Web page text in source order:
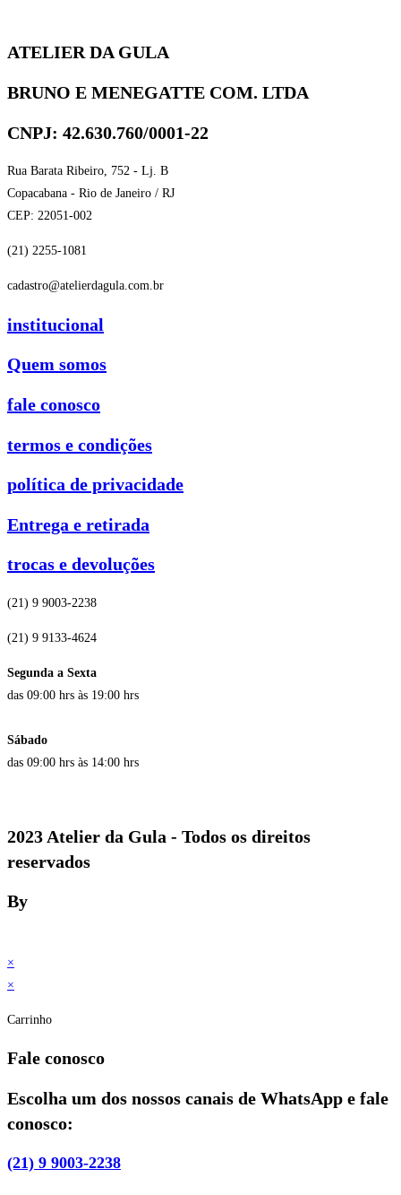
ATELIER DA GULA
BRUNO E MENEGATTE COM. LTDA
CNPJ: 42.630.760/0001-22
Rua Barata Ribeiro, 752 - Lj. B
Copacabana - Rio de Janeiro / RJ
CEP: 22051-002
(21) 2255-1081
cadastro@atelierdagula.com.br
institucional
Quem somos
fale conosco
termos e condições
política de privacidade
Entrega e retirada
trocas e devoluções
(21) 9 9003-2238
(21) 9 9133-4624
Segunda a Sexta
das 09:00 hrs às 19:00 hrs
Sábado
das 09:00 hrs às 14:00 hrs
2023 Atelier da Gula - Todos os direitos
reservados
By
×
×
Carrinho
Fale conosco
Escolha um dos nossos canais de WhatsApp e fale
conosco:
(21) 9 9003-2238